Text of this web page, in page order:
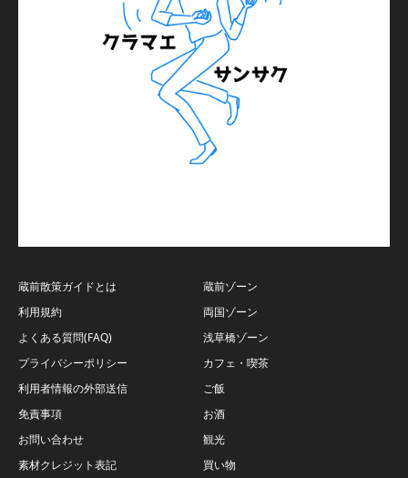
蔵前散策ガイドとは
利用規約
よくある質問(FAQ)
プライバシーポリシー
利用者情報の外部送信
免責事項
お問い合わせ
素材クレジット表記
蔵前ゾーン
両国ゾーン
浅草橋ゾーン
カフェ・喫茶
ご飯
お酒
観光
買い物